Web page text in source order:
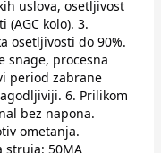
uslova, osetljivost
(AGC kolo). 3.
osetljivosti do 90%.
snage, procesna
period zabrane
6. Prilikom
bez napona.
ometanja.
struja: 50MA